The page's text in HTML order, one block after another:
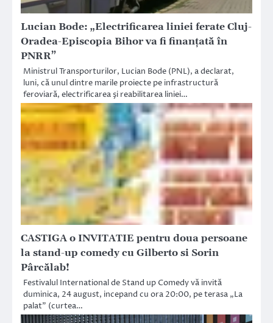
Lucian Bode: „Electrificarea liniei ferate Cluj-
Oradea-Episcopia Bihor va fi finanţată în
PNRR”
Ministrul Transporturilor, Lucian Bode (PNL), a declarat,
luni, că unul dintre marile proiecte pe infrastructură
feroviară, electrificarea şi reabilitarea liniei…
CASTIGA o INVITATIE pentru doua persoane
la stand-up comedy cu Gilberto si Sorin
Pârcălab!
Festivalul International de Stand up Comedy vă invită
duminica, 24 august, incepand cu ora 20:00, pe terasa „La
palat” (curtea…